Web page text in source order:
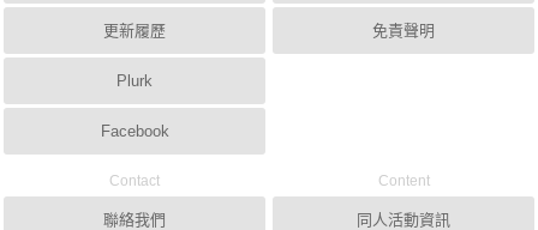
更新履歷
Plurk
Facebook
免責聲明
Contact
聯絡我們
Content
同人活動資訊